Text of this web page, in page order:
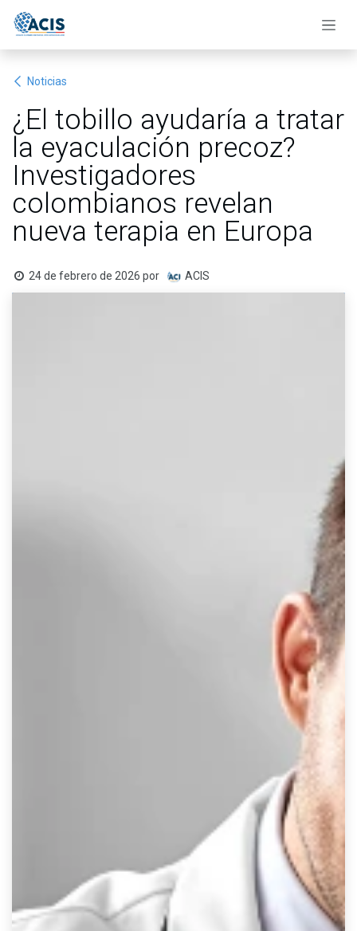
Noticias
¿El tobillo ayudaría a tratar
la eyaculación precoz?
Investigadores
colombianos revelan
nueva terapia en Europa
24 de febrero de 2026 por ACIS